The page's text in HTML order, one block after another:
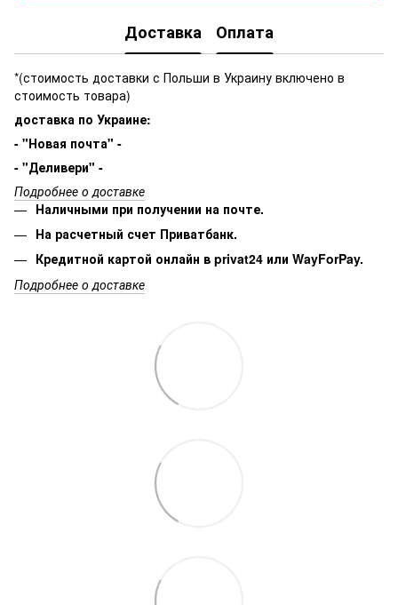
Доставка Оплата
*(стоимость доставки с Польши в Украину включено в
стоимость товара)
доставка по Украине:
- "Новая почта" -
- "Деливери" -
Подробнее о доставке
Наличными при получении на почте.
На расчетный счет Приватбанк.
Кредитной картой онлайн в privat24 или WayForPay.
Подробнее о доставке